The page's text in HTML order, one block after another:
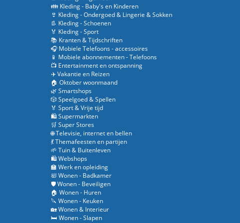
👪 Kleding - Baby's en Kinderen
👙 Kleding - Ondergoed & Lingerie & Sokken
👢 Kleding - Schoenen
🏅 Kleding - Sport
📚 Kranten & Tijdschriften
🎧 Mobiele Telefoons - accessoires
📱 Mobiele abonnementen - Telefoons
📺 Entertainment en ontspanning
✈️ Vakantie en Reizen
🏠 Oktober woonmaand
🌿 Smartshops
🎲 Speelgoed & Spellen
🏅 Sport & Vrije tijd
🛍️ Supermarkten
🛒 Super Stores
🌐 Televisie, internet en bellen
💃 Themafeesten en partijen
🌱 Tuin & Buitenleven
🛍️ Webshops
🏫 Werk en opleiding
🛀 Wonen - Badkamer
🛡️ Wonen - Beveiligen
🏠 Wonen - Huren
🔪 Wonen - Keuken
🏡 Wonen & Interieur
🛏️ Wonen - Slapen